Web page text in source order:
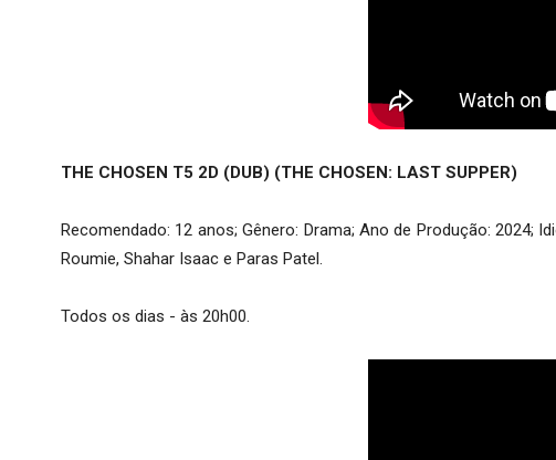
THE CHOSEN T5 2D (DUB) (THE CHOSEN: LAST SUPPER)
Recomendado: 12 anos; Gênero: Drama; Ano de Produção: 2024;
Roumie, Shahar Isaac e Paras Patel.
Todos os dias - às 20h00.